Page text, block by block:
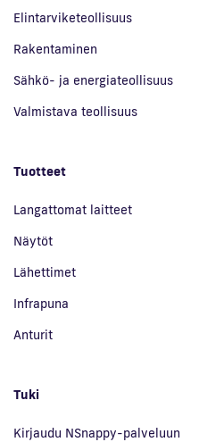
Elintarviketeollisuus
Rakentaminen
Sähkö- ja energiateollisuus
Valmistava teollisuus
Tuotteet
Langattomat laitteet
Näytöt
Lähettimet
Infrapuna
Anturit
Tuki
Kirjaudu NSnappy-palveluun